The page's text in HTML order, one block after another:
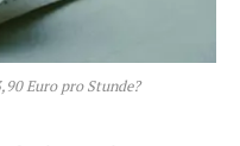
Euro pro Stunde?